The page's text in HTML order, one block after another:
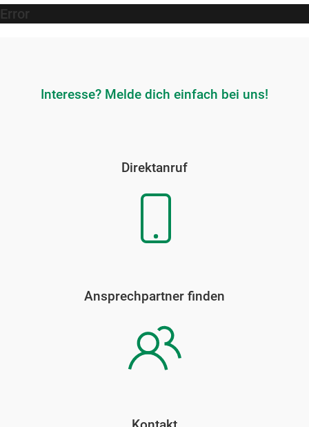
Error
Interesse? Melde dich einfach bei uns!
Direktanruf
Ansprechpartner finden